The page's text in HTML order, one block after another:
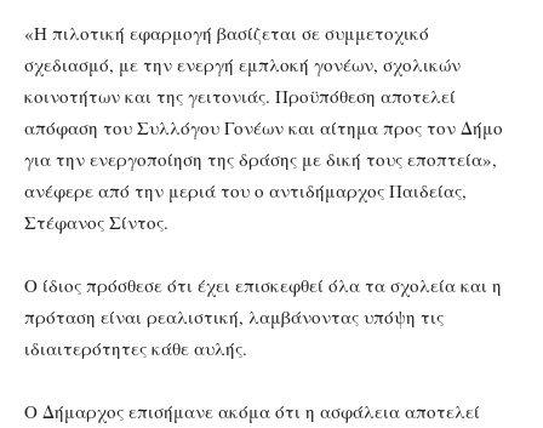
«Η πιλοτική εφαρμογή βασίζεται σε συμμετοχικό
σχεδιασμό, με την ενεργή εμπλοκή γονέων, σχολικών
κοινοτήτων και της γειτονιάς. Προϋπόθεση αποτελεί
απόφαση του Συλλόγου Γονέων και αίτημα προς τον Δήμο
για την ενεργοποίηση της δράσης με δική τους εποπτεία»,
ανέφερε από την μεριά του ο αντιδήμαρχος Παιδείας,
Στέφανος Σίντος.
Ο ίδιος πρόσθεσε ότι έχει επισκεφθεί όλα τα σχολεία και η
πρόταση είναι ρεαλιστική, λαμβάνοντας υπόψη τις
ιδιαιτερότητες κάθε αυλής.
Ο Δήμαρχος επισήμανε ακόμα ότι η ασφάλεια αποτελεί